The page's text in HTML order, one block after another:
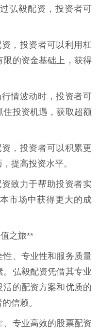
弘毅配资，投资者可
，投资者可以利用杠
的资金基础上，获得
情波动时，投资者可
住投资机遇，获取超额
，投资者可以积累更
提高投资水平。
致力于帮助投资者实
市场中获得更大的成
之旅**
、专业性和服务质量
弘毅配资凭借其专业
的配资方案和优质的
信赖。
专业高效的股票配资